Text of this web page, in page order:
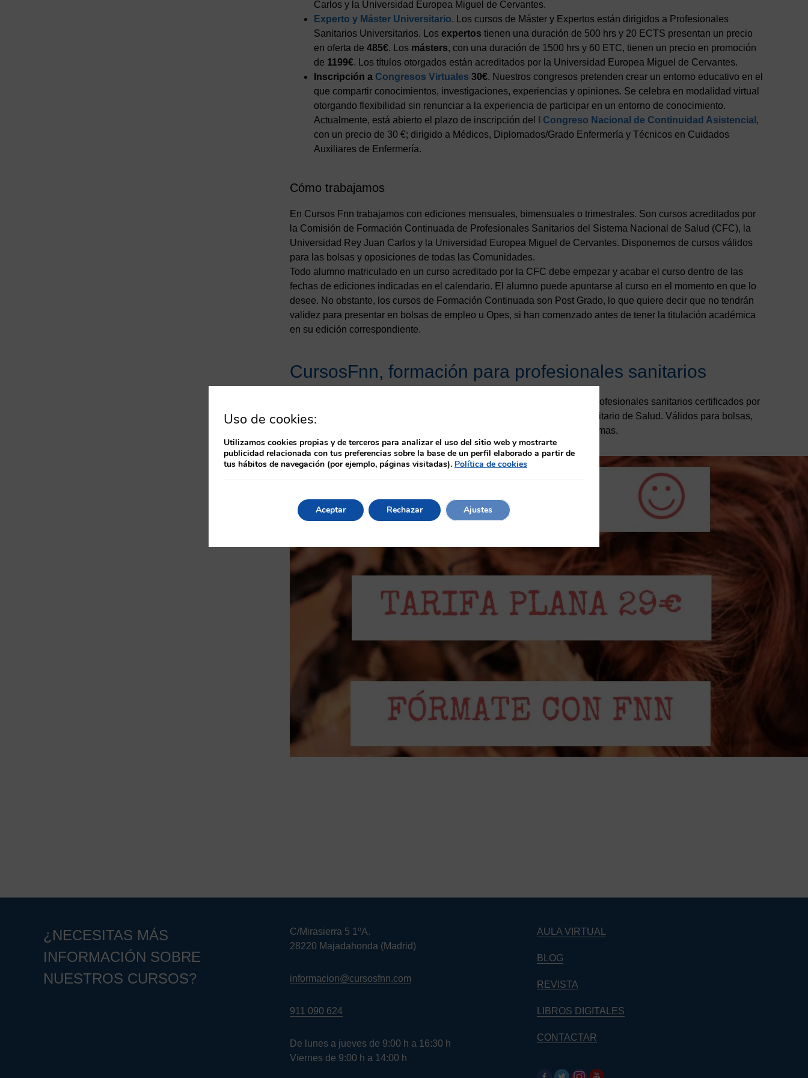
Carlos y la Universidad Europea Miguel de Cervantes.
Experto y Máster Universitario. Los cursos de Máster y Expertos están dirigidos a Profesionales
Sanitarios Universitarios. Los expertos tienen una duración de 500 hrs y 20 ECTS presentan un precio
en oferta de 485€. Los másters, con una duración de 1500 hrs y 60 ETC, tienen un precio en promoción
de 1199€. Los títulos otorgados están acreditados por la Universidad Europea Miguel de Cervantes.
Inscripción a Congresos Virtuales 30€. Nuestros congresos pretenden crear un entorno educativo en el
que compartir conocimientos, investigaciones, experiencias y opiniones. Se celebra en modalidad virtual
otorgando flexibilidad sin renunciar a la experiencia de participar en un entorno de conocimiento.
Actualmente, está abierto el plazo de inscripción del
I Congreso Nacional de Continuidad Asistencial ,
con un precio de 30 €; dirigido a Médicos, Diplomados/Grado Enfermería y Técnicos en Cuidados
Auxiliares de Enfermería.
Cómo trabajamos
En Cursos Fnn trabajamos con ediciones mensuales, bimensuales o trimestrales. Son cursos acreditados por
la Comisión de Formación Continuada de Profesionales Sanitarios del Sistema Nacional de Salud (CFC), la
Universidad Rey Juan Carlos y la Universidad Europea Miguel de Cervantes. Disponemos de cursos válidos
para las bolsas y oposiciones de todas las Comunidades.
Todo alumno matriculado en un curso acreditado por la CFC debe empezar y acabar el curso dentro de las
fechas de ediciones indicadas en el calendario. El alumno puede apuntarse al curso en el momento en que lo
desee. No obstante, los cursos de Formación Continuada son Post Grado, lo que quiere decir que no tendrán
validez para presentar en bolsas de empleo u Opes, si han comenzado antes de tener la titulación académica
en su edición correspondiente.
CursosFnn, formación para profesionales sanitarios
CursosFnn dispone de un amplio catálogo de más de 500 cursos para profesionales sanitarios certificados por
Universidades y la Comisión de Formación Continuada del Sistema Sanitario de Salud. Válidos para bolsas,
oposiciones, méritos, traslados, etc… de todas las Comunidades Autónomas.
¿NECESITAS MÁS
INFORMACIÓN SOBRE
NUESTROS CURSOS?
C/Mirasierra 5 1ºA.
28220 Majadahonda (Madrid)
informacion@cursosfnn.com
911 090 624
De lunes a jueves de 9:00 h a 16:30 h
Viernes de 9:00 h a 14:00 h
AULA VIRTUAL
BLOG
REVISTA
LIBROS DIGITALES
CONTACTAR
Uso de cookies:
Utilizamos cookies propias y de terceros para analizar el uso del sitio web y mostrarte
publicidad relacionada con tus preferencias sobre la base de un perfil elaborado a partir de
tus hábitos de navegación (por ejemplo, páginas visitadas). Política de cookies
Aceptar Rechazar Ajustes